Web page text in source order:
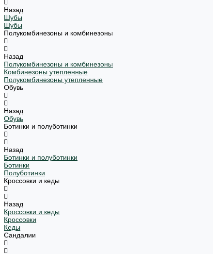
Назад
Шубы
Шубы
Полукомбинезоны и комбинезоны
Назад
Полукомбинезоны и комбинезоны
Комбинезоны утепленные
Полукомбинезоны утепленные
Обувь
Назад
Обувь
Ботинки и полуботинки
Назад
Ботинки и полуботинки
Ботинки
Полуботинки
Кроссовки и кеды
Назад
Кроссовки и кеды
Кроссовки
Кеды
Сандалии